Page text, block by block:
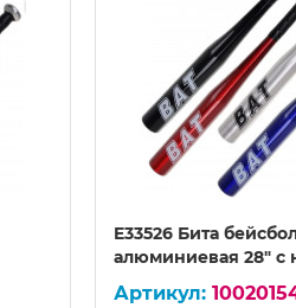
E33526 Бита
алюминиевая 28" с